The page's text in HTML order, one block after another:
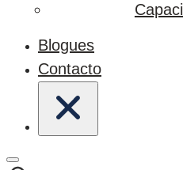
Blogues
Contacto